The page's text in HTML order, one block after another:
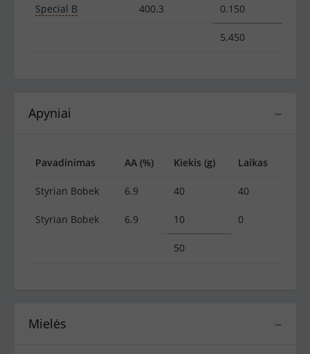
Special B 400.3 0.150
5.450
−
Apyniai
Pavadinimas AA (%) Kiekis (g) Laikas
Styrian Bobek 6.9 40 40
Styrian Bobek 6.9 10 0
50
−
Mielės